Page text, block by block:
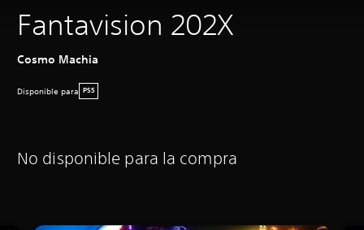
Fantavision 202X
Cosmo Machia
Disponible para PS5
No disponible para la compra